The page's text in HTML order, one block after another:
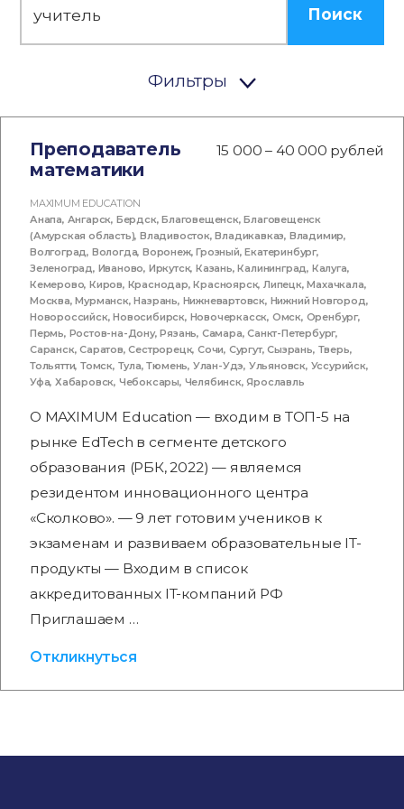
Поиск
Фильтры
Преподаватель
математики
15 000 – 40 000 рублей
MAXIMUM EDUCATION
Анапа, Ангарск, Бердск,Благовещенск,Благовещенск
(Амурская область),Владивосток,Владикавказ, Владимир,
Волгоград, Вологда,Воронеж,Грозный,Екатеринбург,
Зеленоград, Иваново, Иркутск,Казань,Калининград, Калуга,
Кемерово,Киров, Краснодар,Красноярск,Липецк,Махачкала,
Москва,Мурманск,Назрань, Нижневартовск, Нижний Новгород,
Новороссийск,Новосибирск, Новочеркасск, Омск, Оренбург,
Пермь, Ростов-на-Дону,Рязань, Самара,Санкт-Петербург,
Саранск,Саратов,Сестрорецк,Сочи, Сургут,Сызрань, Тверь,
Тольятти,Томск, Тула,Тюмень, Улан-Удэ, Ульяновск, Уссурийск,
Уфа,Хабаровск, Чебоксары, Челябинск,Ярославль
О MAXIMUM Education — входим в ТОП-5 на
рынке EdTech в сегменте детского
образования (РБК, 2022) — являемся
резидентом инновационного центра
«Сколково». — 9 лет готовим учеников к
экзаменам и развиваем образовательные IT-
продукты — Входим в список
аккредитованных IT-компаний РФ
Приглашаем …
Откликнуться